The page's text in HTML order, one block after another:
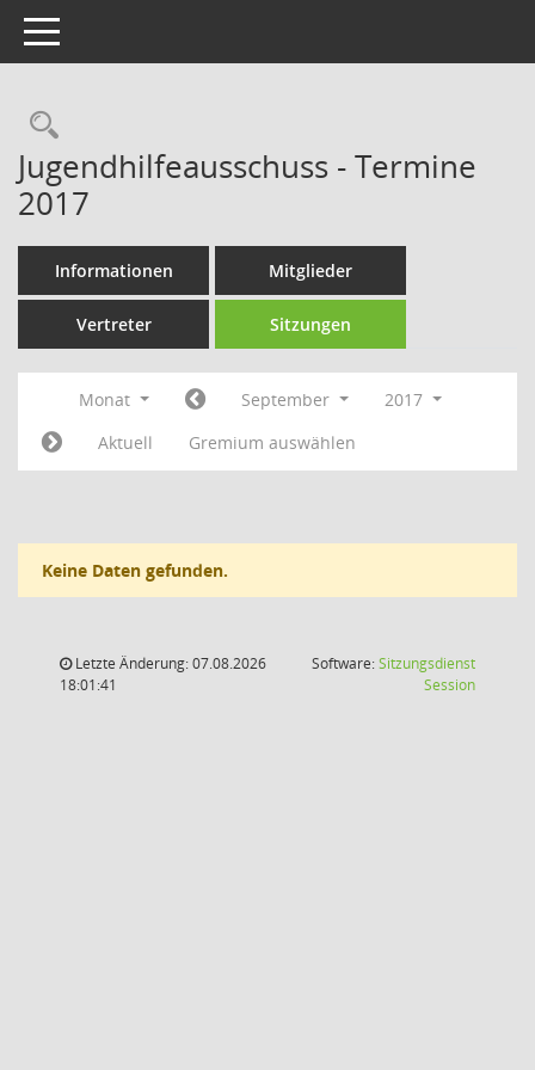
Toggle navigation
Rechercheauswahl
Jugendhilfeausschuss - Termine
2017
Informationen Mitglieder
Vertreter Sitzungen
Monat September
2017
Aktuell
Gremium auswählen
Keine Daten gefunden.
Letzte Änderung: 07.08.2026
18:01:41
Software:Sitzungsdienst
Session(Wird in